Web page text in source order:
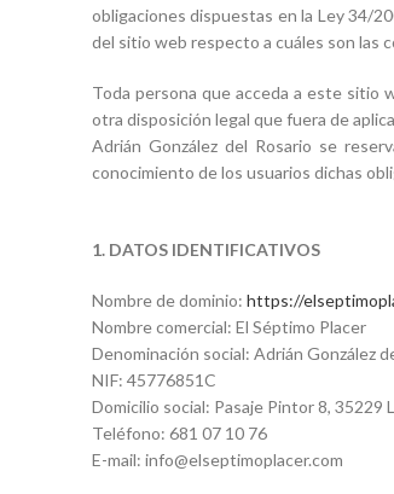
obligaciones dispuestas en la Ley 34/
del sitio web respecto a cuáles son las
Toda persona que acceda a este sitio
otra disposición legal que fuera de
Adrián González del Rosario se
conocimiento de los usuarios dichas
1. DATOS IDENTIFICATIVOS
Nombre de dominio: https://
Nombre comercial: El Séptimo Placer
Denominación social: Adrián González
NIF: 45776851C
Domicilio social: Pasaje Pintor 8, 35229
Teléfono: 681 07 10 76
E-mail: info@elseptimoplacer.com